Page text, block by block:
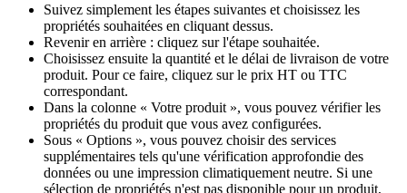
Suivez simplement les étapes suivantes et choisissez les
propriétés souhaitées en cliquant dessus.
Revenir en arrière : cliquez sur l'étape souhaitée.
Choisissez ensuite la quantité et le délai de livraison de votre
produit. Pour ce faire, cliquez sur le prix HT ou TTC
correspondant.
Dans la colonne « Votre produit », vous pouvez vérifier les
propriétés du produit que vous avez configurées.
Sous « Options », vous pouvez choisir des services
supplémentaires tels qu'une vérification approfondie des
données ou une impression climatiquement neutre. Si une
sélection de propriétés n'est pas disponible pour un produit,